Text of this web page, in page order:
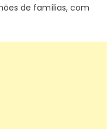
de famílias, com